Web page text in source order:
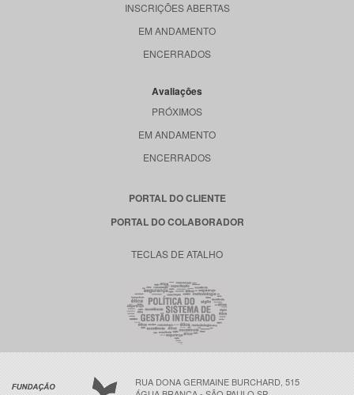
INSCRIÇÕES ABERTAS
EM ANDAMENTO
ENCERRADOS
Avaliações
PRÓXIMOS
EM ANDAMENTO
ENCERRADOS
PORTAL DO CLIENTE
PORTAL DO COLABORADOR
TECLAS DE ATALHO
RUA DONA GERMAINE BURCHARD, 515